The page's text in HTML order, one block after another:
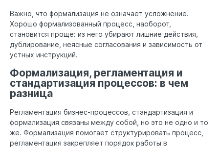
Важно, что формализация не означает усложнение.
Хорошо формализованный процесс, наоборот,
становится проще: из него убирают лишние действия,
дублирование, неясные согласования и зависимость от
устных инструкций.
Формализация, регламентация и
стандартизация процессов: в чем
разница
Регламентация бизнес-процессов, стандартизация и
формализация связаны между собой, но это не одно и то
же. Формализация помогает структурировать процесс,
регламентация закрепляет порядок работы в